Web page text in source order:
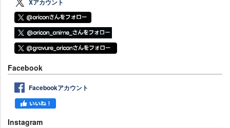
Xアカウント
Facebook
Facebookアカウント
Instagram